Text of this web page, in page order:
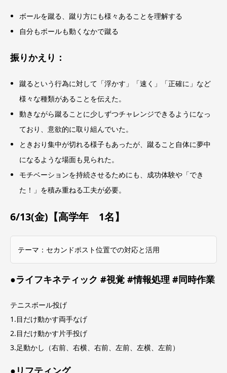
ボールを蹴る、蹴り方にも様々あることを理解する
自分もボールも動くなかで蹴る
振りかえり：
蹴るという行為に対して「浮かす」「速く」「正確に」など
様々な種類があることを伝えた。
動きながら蹴ることに少しずつチャレンジできるようになっ
ており、意欲的に取り組んでいた。
ときおり集中が切れる様子もあったが、蹴ること自体に夢中
になるような場面も見られた。
モチベーションを持続させるためにも、成功体験や「でき
た！」を積み重ねる工夫が必要。
6/13(金)【高学年 1名】
テーマ：セカンドポスト位置での対応と活用
●ライフキネティック #視覚 #情報処理 #同時作業
テニスボール投げ
1.目だけ動かす両手なげ
2.目だけ動かす片手投げ
3.足動かし（右前、右横、右前、左前、左横、左前）